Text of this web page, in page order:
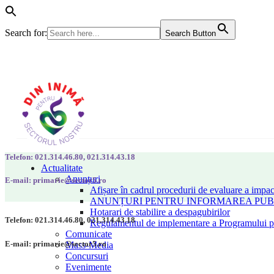
Search for: Search Button
Actualitate
Anunțuri
Afișare în cadrul procedurii de evaluare a
ANUNȚURI PENTRU INFORMAREA
Hotarari de stabilire a despagubirilor
Regulamentul de implementare a Programului
Comunicate
Mass-Media
Concursuri
Evenimente
Telefon: 021.314.46.80, 021.314.43.18
E-mail: primarie@sector5.ro
Telefon: 021.314.46.80, 021.314.43.18
E-mail: primarie@sector5.ro